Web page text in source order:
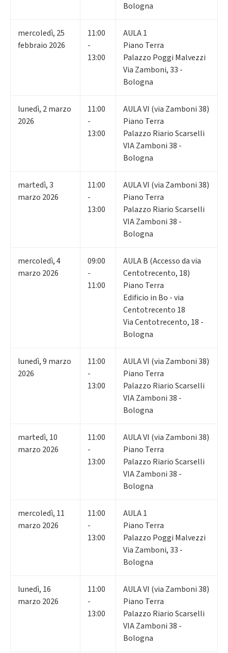
Bologna
mercoledì, 25
febbraio 2026
11:00
-
13:00
AULA 1
Piano Terra
Palazzo Poggi Malvezzi
Via Zamboni, 33 -
Bologna
lunedì, 2marzo
2026
11:00
-
13:00
AULA VI (via Zamboni 38)
Piano Terra
Palazzo Riario Scarselli
VIA Zamboni 38 -
Bologna
martedì,3
marzo 2026
11:00
-
13:00
AULA VI (via Zamboni 38)
Piano Terra
Palazzo Riario Scarselli
VIA Zamboni 38 -
Bologna
mercoledì,4
marzo 2026
09:00
-
11:00
AULA B (Accesso da via
Centotrecento, 18)
Piano Terra
Edificio in Bo - via
Centotrecento 18
Via Centotrecento, 18 -
Bologna
lunedì,9 marzo
2026
11:00
-
13:00
AULA VI (via Zamboni 38)
Piano Terra
Palazzo Riario Scarselli
VIA Zamboni 38 -
Bologna
martedì, 10
marzo 2026
11:00
-
13:00
AULA VI (via Zamboni 38)
Piano Terra
Palazzo Riario Scarselli
VIA Zamboni 38 -
Bologna
mercoledì, 11
marzo 2026
11:00
-
13:00
AULA 1
Piano Terra
Palazzo Poggi Malvezzi
Via Zamboni, 33 -
Bologna
lunedì, 16
marzo 2026
11:00
-
13:00
AULA VI (via Zamboni 38)
Piano Terra
Palazzo Riario Scarselli
VIA Zamboni 38 -
Bologna